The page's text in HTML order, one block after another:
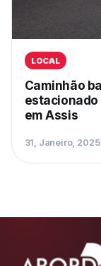
LOCAL
Caminhão
estacionado
em Assis
31, Janeiro, 2025